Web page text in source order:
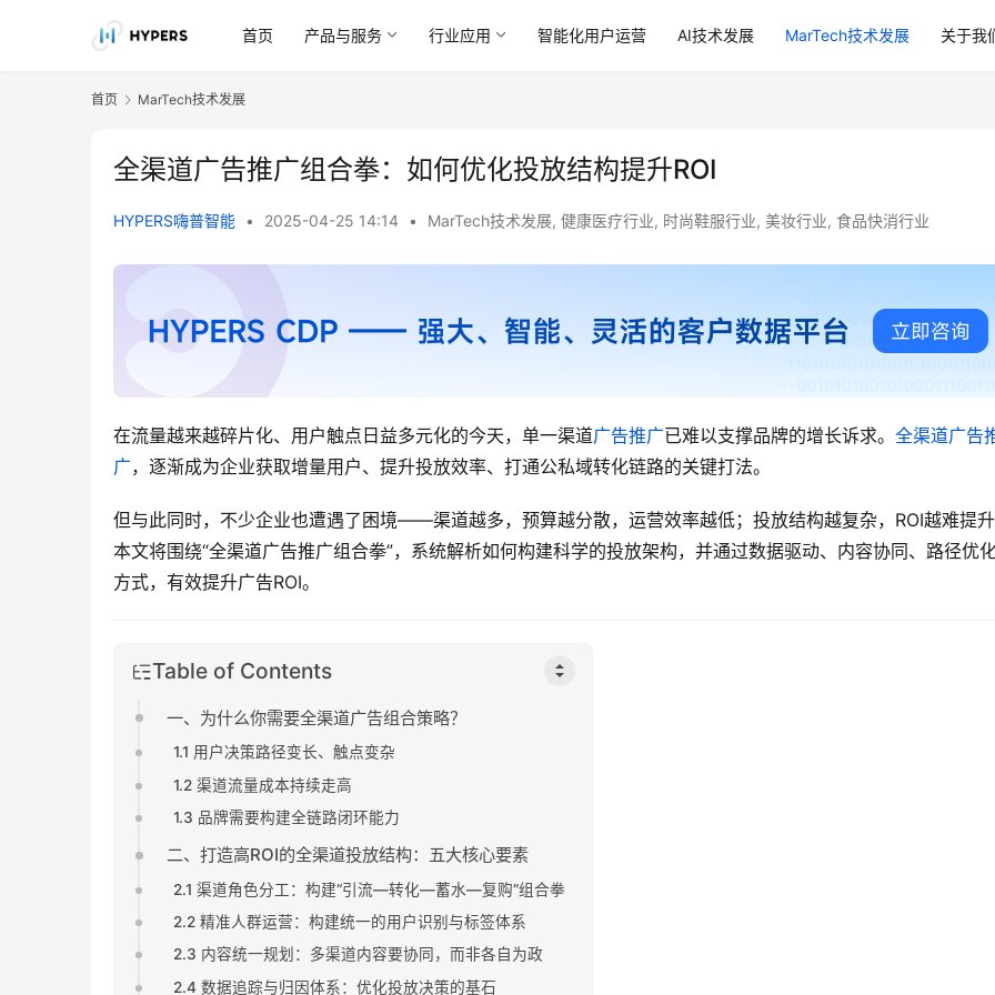
首页 产品与服务 行业应用 智能化用户运营 AI技术发展 MarTech技术发展 关于我
首页 MarTech技术发展
全渠道广告推广组合拳：如何优化投放结构提升ROI
HYPERS嗨普智能 • 2025-04-25 14:14 • MarTech技术发展, 健康医疗行业, 时尚鞋服行业, 美妆行业, 食品快消行业
在流量越来越碎片化、用户触点日益多元化的今天，单一渠道广告推广已难以支撑品牌的增长诉求。 全渠道广告
广，逐渐成为企业获取增量用户、提升投放效率、打通公私域转化链路的关键打法。
但与此同时，不少企业也遭遇了困境——渠道越多，预算越分散，运营效率越低；投放结构越复杂，ROI越难提
本文将围绕“全渠道广告推广组合拳”，系统解析如何构建科学的投放架构，并通过数据驱动、内容协同、路径优
方式，有效提升广告ROI。
Table of Contents
一、为什么你需要全渠道广告组合策略？
1.1 用户决策路径变长、触点变杂
1.2 渠道流量成本持续走高
1.3 品牌需要构建全链路闭环能力
二、打造高ROI的全渠道投放结构：五大核心要素
2.1 渠道角色分工：构建“引流—转化—蓄水—复购”组合拳
2.2 精准人群运营：构建统一的用户识别与标签体系
2.3 内容统一规划：多渠道内容要协同，而非各自为政
2.4 数据追踪与归因体系：优化投放决策的基石